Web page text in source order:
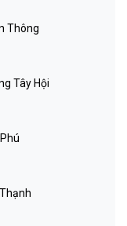
Thông
Tây Hội